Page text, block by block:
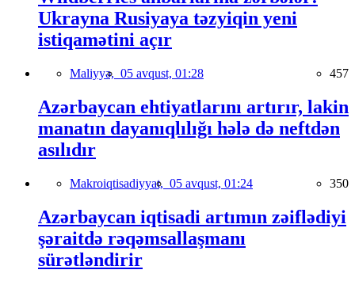
Ukrayna Rusiyaya təzyiqin yeni
istiqamətini açır
Maliyyə, 05 avqust, 01:28 457
Azərbaycan ehtiyatlarını artırır, lakin
manatın dayanıqlılığı hələ də neftdən
asılıdır
Makroiqtisadiyyat, 05 avqust, 01:24 350
Azərbaycan iqtisadi artımın zəiflədiyi
şəraitdə rəqəmsallaşmanı
sürətləndirir